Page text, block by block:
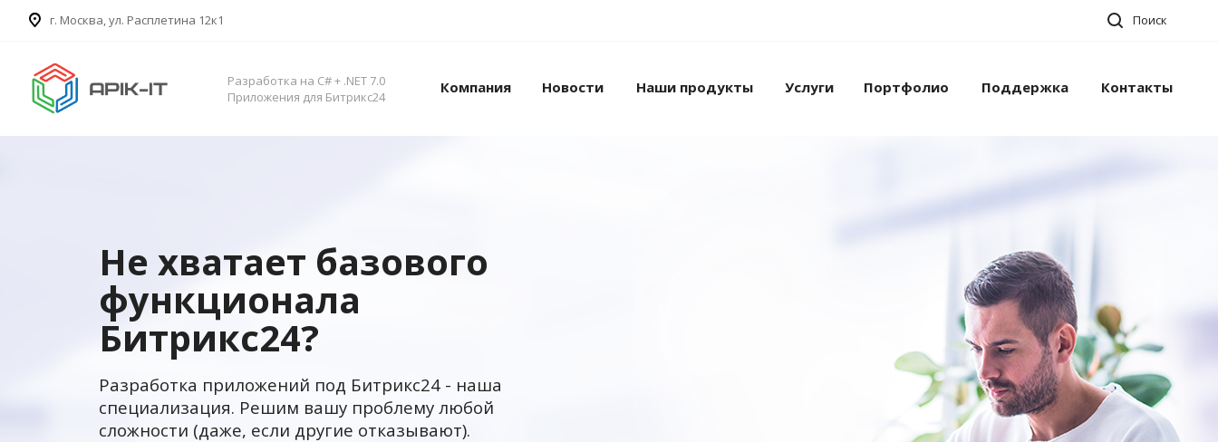
​г. Москва, ул. Расплетина 12к1 Поиск
Разработка на C# + .NET 7.0
Приложения для Битрикс24
Компания Новости Наши продукты Услуги Портфолио Поддержка Контакты
Не хватает базового
функционала
Битрикс24?
Разработка приложений под Битрикс24 - наша
специализация. Решим вашу проблему любой
сложности (даже, если другие отказывают).